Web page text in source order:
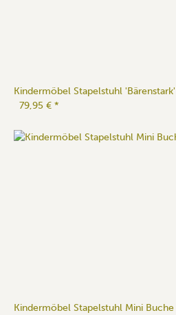
Kindermöbel Stapelstuhl
79,95 € *
Kindermöbel Stapelstuhl Mini Buche